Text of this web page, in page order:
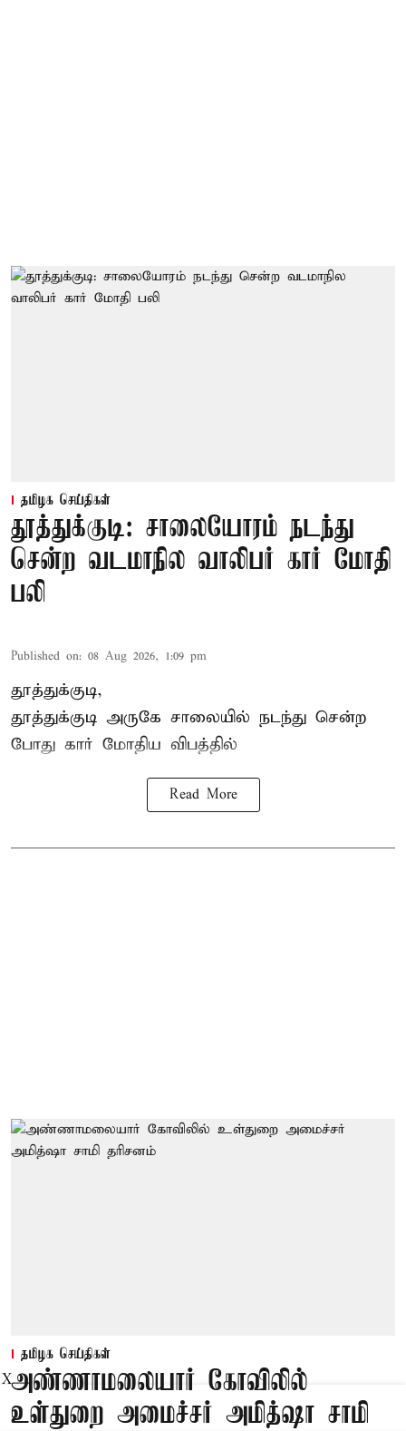
தமிழக செய்திகள்
தூத்துக்குடி: சாலையோரம் நடந்து
சென்ற வடமாநில வாலிபர் கார் மோதி
பலி
Published on: 08 Aug 2026, 1:09 pm
தூத்துக்குடி,
தூத்துக்குடி அருகே சாலையில் நடந்து சென்ற
போது கார் மோதிய விபத்தில்
Read More
தமிழக செய்திகள்
அண்ணாமலையார் கோவிலில்
உள்துறை அமைச்சர் அமித்ஷா சாமி
X